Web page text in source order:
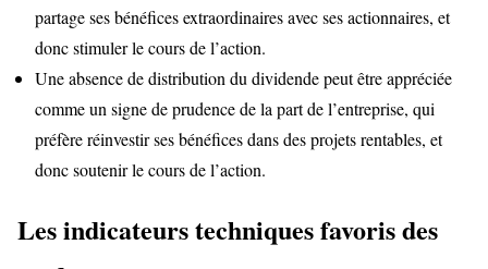
partage ses bénéfices extraordinaires avec ses actionnaires, et
donc stimuler le cours de l’action.
Une absence de distribution du dividende peut être appréciée
comme un signe de prudence de la part de l’entreprise, qui
préfère réinvestir ses bénéfices dans des projets rentables, et
donc soutenir le cours de l’action.
Les indicateurs techniques favoris des